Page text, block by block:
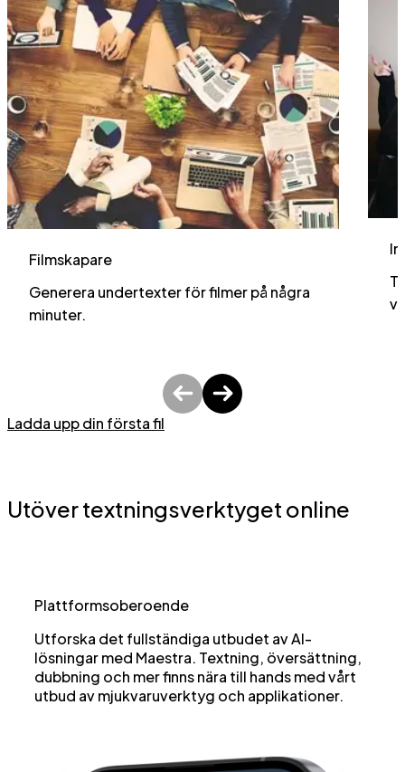
Filmskapare
Generera undertexter för filmer på några
minuter.
Ladda upp din första fil
Utöver textningsverktyget online
Plattformsoberoende
Utforska det fullständiga utbudet av AI-
lösningar med Maestra. Textning, översättning,
dubbning och mer finns nära till hands med vårt
utbud av mjukvaruverktyg och applikationer.